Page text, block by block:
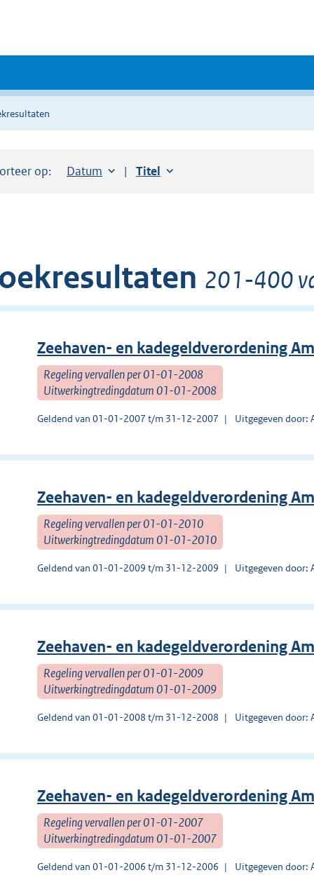
op: Sorteer op:
Datum aflopendSorteer op:
Titel oplopend
201-400
Zeehaven- en kadegeldverordening
Regeling vervallen per 01-01-2008
Uitwerkingtredingdatum 01-01-2008
Geldend van 01-01-2007 t/m 31-12-2007 Uitgegeven door:
Zeehaven- en kadegeldverordening
Regeling vervallen per 01-01-2010
Uitwerkingtredingdatum 01-01-2010
Geldend van 01-01-2009 t/m 31-12-2009 Uitgegeven door:
Zeehaven- en kadegeldverordening
Regeling vervallen per 01-01-2009
Uitwerkingtredingdatum 01-01-2009
Geldend van 01-01-2008 t/m 31-12-2008 Uitgegeven door:
Zeehaven- en kadegeldverordening
Regeling vervallen per 01-01-2007
Uitwerkingtredingdatum 01-01-2007
Geldend van 01-01-2006 t/m 31-12-2006 Uitgegeven door: